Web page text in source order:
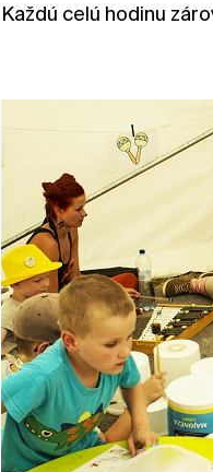
Každú celú hodinu